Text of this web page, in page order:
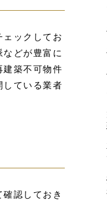
ックしてお
どが豊富に
建築不可物件
している業者
認しておき